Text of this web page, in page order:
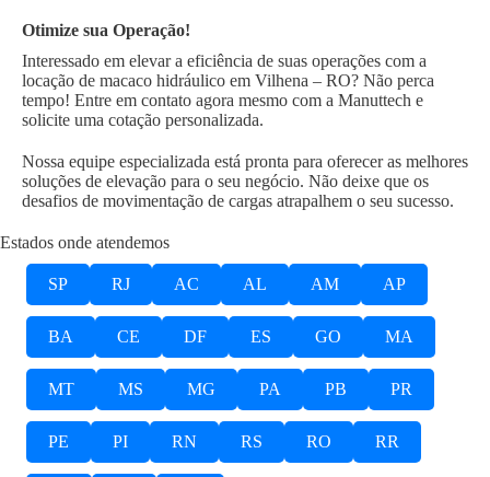
Otimize sua Operação!
Interessado em elevar a eficiência de suas operações com a
locação de macaco hidráulico em Vilhena – RO? Não perca
tempo! Entre em contato agora mesmo com a Manuttech e
solicite uma cotação personalizada.
Nossa equipe especializada está pronta para oferecer as melhores
soluções de elevação para o seu negócio. Não deixe que os
desafios de movimentação de cargas atrapalhem o seu sucesso.
Estados onde atendemos
SP RJ AC AL AM AP
BA CE DF ES GO MA
MT MS MG PA PB PR
PE PI RN RS RO RR